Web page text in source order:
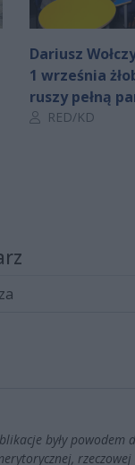
Dariusz
1 września
ruszy pełną
Autor artykułu:
RED/KD
były